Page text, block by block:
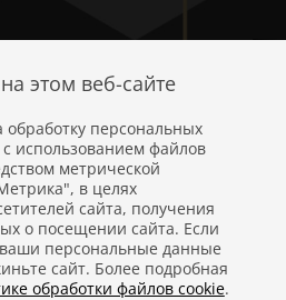
этом веб-сайте
обработку персональных
использованием файлов
метрической
в целях
сайта, получения
о посещении сайта. Если
персональные данные
сайт. Более подробная
обработки файлов cookie.